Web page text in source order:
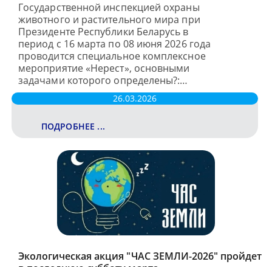
Государственной инспекцией охраны
животного и растительного мира при
Президенте Республики Беларусь в
период с 16 марта по 08 июня 2026 года
проводится специальное комплексное
мероприятие «Нерест», основными
задачами которого определены?:…
26.03.2026
ПОДРОБНЕЕ ...
Экологическая акция "ЧАС ЗЕМЛИ-2026" пройдет